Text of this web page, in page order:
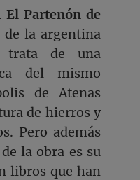
El Partenón de
de la argentina
trata de una
del mismo
de Atenas
de hierros y
Pero además
la obra es su
libros que han